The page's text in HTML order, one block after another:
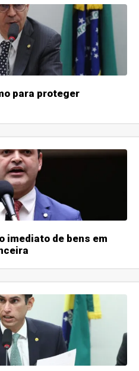
para proteger
imediato de bens em